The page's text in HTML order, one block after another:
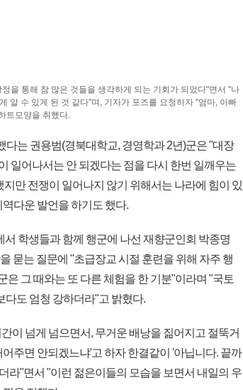
을 통해 참 많은 것들을 생각하게 되는 기회가 되었다"면서 "나
알 수 있게 된 것 같다"며, 기자가 포즈를 요청하자 "엄마, 아빠
트모양을 취했다.
는 권용범(경북대학교, 경영학과 2년)군은 "대장
일어나서는 안 되겠다는 점을 다시 한번 일깨우는
만 전쟁이 일어나지 않기 위해서는 나라에 힘이 있
다운 발언을 하기도 했다.
학생들과 함께 행군에 나선 재향군인회 박종명
묻는 질문에 "초급장교 시절 훈련을 위해 자주 행
그 때와는 또 다른 체험을 한 기분"이라며 "국토
도 엄청 강하더라"고 밝혔다.
이 넘게 넘으면서, 무거운 배낭을 짊어지고 절뚝거
주면 안되겠느냐'고 하자 한결같이 '아닙니다. 끝까
라"면서 "이런 젊은이들의 모습을 보면서 내일의 우